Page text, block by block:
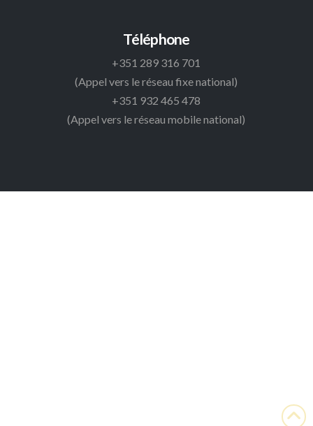
Téléphone
+351 289 316 701
(Appel vers le réseau fixe national)
+351 932 465 478
(Appel vers le réseau mobile national)